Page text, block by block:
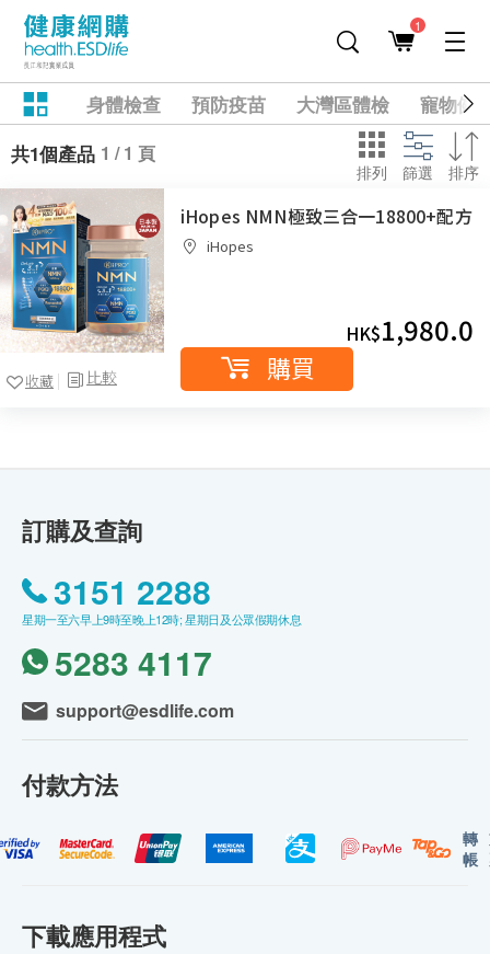
1
身體檢查 預防疫苗 大灣區體檢
寵物健
共1個產品 1 / 1 頁
排列 篩選 排序
比較
收藏
iHopes NMN極致三合一18800+配方
iHopes
HK$1,980.0
購買
訂購及查詢
3151 2288
星期一至六早上9時至晚上12時; 星期日及公眾假期休息
5283 4117
support@esdlife.com
付款方法
轉
帳
下載應用程式